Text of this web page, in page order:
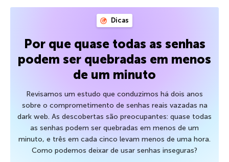
Dicas
Por que quase todas as senhas
podem ser quebradas em menos
de um minuto
Revisamos um estudo que conduzimos há dois anos
sobre o comprometimento de senhas reais vazadas na
dark web. As descobertas são preocupantes: quase todas
as senhas podem ser quebradas em menos de um
minuto, e três em cada cinco levam menos de uma hora.
Como podemos deixar de usar senhas inseguras?